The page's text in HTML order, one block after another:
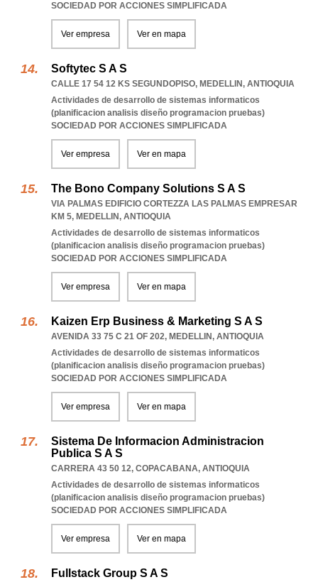
SOCIEDAD POR ACCIONES SIMPLIFICADA
Ver empresa Ver en mapa
Softytec S A S
CALLE 17 54 12 KS SEGUNDOPISO, MEDELLIN, ANTIOQUIA
Actividades de desarrollo de sistemas informaticos
(planificacion analisis diseño programacion pruebas)
SOCIEDAD POR ACCIONES SIMPLIFICADA
Ver empresa Ver en mapa
The Bono Company Solutions S A S
VIA PALMAS EDIFICIO CORTEZZA LAS PALMAS EMPRESAR
KM 5, MEDELLIN, ANTIOQUIA
Actividades de desarrollo de sistemas informaticos
(planificacion analisis diseño programacion pruebas)
SOCIEDAD POR ACCIONES SIMPLIFICADA
Ver empresa Ver en mapa
Kaizen Erp Business & Marketing S A S
AVENIDA 33 75 C 21 OF 202, MEDELLIN, ANTIOQUIA
Actividades de desarrollo de sistemas informaticos
(planificacion analisis diseño programacion pruebas)
SOCIEDAD POR ACCIONES SIMPLIFICADA
Ver empresa Ver en mapa
Sistema De Informacion Administracion
Publica S A S
CARRERA 43 50 12, COPACABANA, ANTIOQUIA
Actividades de desarrollo de sistemas informaticos
(planificacion analisis diseño programacion pruebas)
SOCIEDAD POR ACCIONES SIMPLIFICADA
Ver empresa Ver en mapa
Fullstack Group S A S